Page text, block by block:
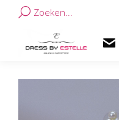
Zoeken...